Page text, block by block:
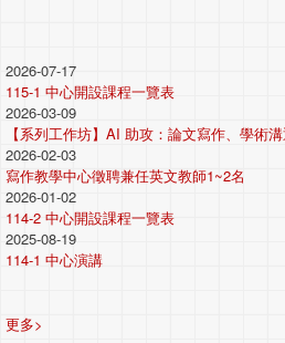
2026-07-17
115-1 中心開設課程一覽表
2026-03-09
【系列工作坊】AI 助攻：論文寫作、學術
2026-02-03
寫作教學中心徵聘兼任英文教師1~2名
2026-01-02
114-2 中心開設課程一覽表
2025-08-19
114-1 中心演講
更多>